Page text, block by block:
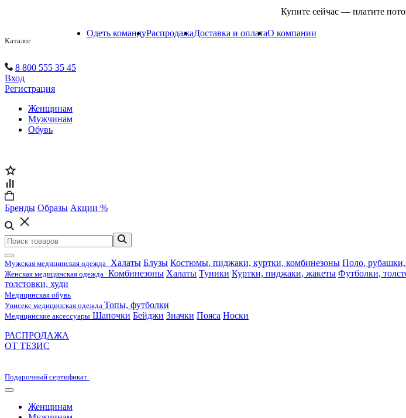
Купите сейчас — платите
Каталог
Одеть командуРаспродажаДоставка и оплатаО компании
8 800 555 35 45
Вход
Регистрация
Женщинам
Мужчинам
Обувь
Бренды Образы Акции %
Мужская медицинская одежда Халаты Блузы Костюмы, пиджаки, куртки, комбинезоны Поло,
Женская медицинская одежда Комбинезоны Халаты Туники Куртки, пиджаки, жакеты Футболки,
толстовки, худи
Медицинская обувь
Унисекс медицинская одежда Топы, футболки
Медицинские аксессуары Шапочки Бейджи Значки Пояса Носки
РАСПРОДАЖА
ОТ ТЕЗИС
Подарочный сертификат
Женщинам